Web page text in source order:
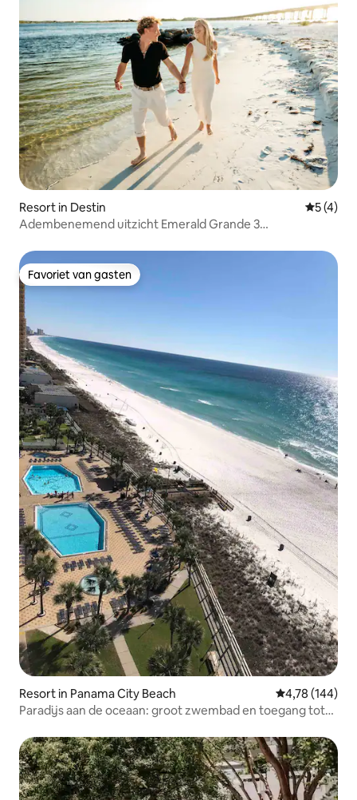
Resort in Destin
5 (4)
Adembenemend uitzicht Emerald Grande 3
Favoriet van gasten
Favoriet van gasten
Resort in Panama City Beach Gemiddelde
4,78 (144)
Paradijs aan de oceaan: groot zwembad en toegang tot